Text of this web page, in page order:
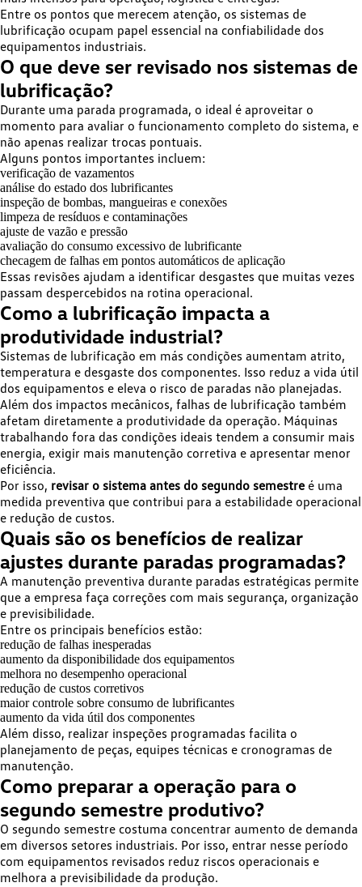
Entre os pontos que merecem atenção, os sistemas de
lubrificação ocupam papel essencial na confiabilidade dos
equipamentos industriais.
O que deve ser revisado nos sistemas de
lubrificação?
Durante uma parada programada, o ideal é aproveitar o
momento para avaliar o funcionamento completo do sistema, e
não apenas realizar trocas pontuais.
Alguns pontos importantes incluem:
verificação de vazamentos
análise do estado dos lubrificantes
inspeção de bombas, mangueiras e conexões
limpeza de resíduos e contaminações
ajuste de vazão e pressão
avaliação do consumo excessivo de lubrificante
checagem de falhas em pontos automáticos de aplicação
Essas revisões ajudam a identificar desgastes que muitas vezes
passam despercebidos na rotina operacional.
Como a lubrificação impacta a
produtividade industrial?
Sistemas de lubrificação em más condições aumentam atrito,
temperatura e desgaste dos componentes. Isso reduz a vida útil
dos equipamentos e eleva o risco de paradas não planejadas.
Além dos impactos mecânicos, falhas de lubrificação também
afetam diretamente a produtividade da operação. Máquinas
trabalhando fora das condições ideais tendem a consumir mais
energia, exigir mais manutenção corretiva e apresentar menor
eficiência.
Por isso, revisar o sistema antes do segundo semestre é uma
medida preventiva que contribui para a estabilidade operacional
e redução de custos.
Quais são os benefícios de realizar
ajustes durante paradas programadas?
A manutenção preventiva durante paradas estratégicas permite
que a empresa faça correções com mais segurança, organização
e previsibilidade.
Entre os principais benefícios estão:
redução de falhas inesperadas
aumento da disponibilidade dos equipamentos
melhora no desempenho operacional
redução de custos corretivos
maior controle sobre consumo de lubrificantes
aumento da vida útil dos componentes
Além disso, realizar inspeções programadas facilita o
planejamento de peças, equipes técnicas e cronogramas de
manutenção.
Como preparar a operação para o
segundo semestre produtivo?
O segundo semestre costuma concentrar aumento de demanda
em diversos setores industriais. Por isso, entrar nesse período
com equipamentos revisados reduz riscos operacionais e
melhora a previsibilidade da produção.